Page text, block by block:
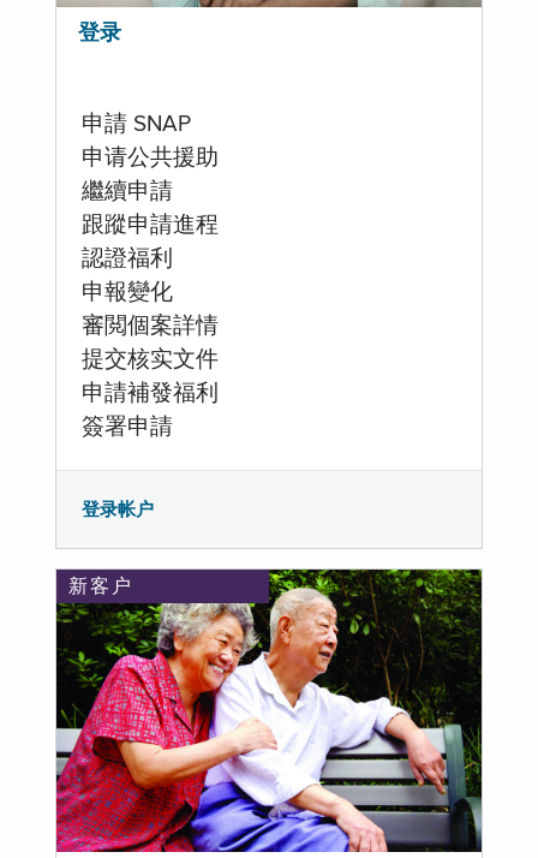
登录
申請 SNAP
申请公共援助
繼續申請
跟蹤申請進程
認證福利
申報變化
審閲個案詳情
提交核实文件
申請補發福利
簽署申請
登录帐户
新客户